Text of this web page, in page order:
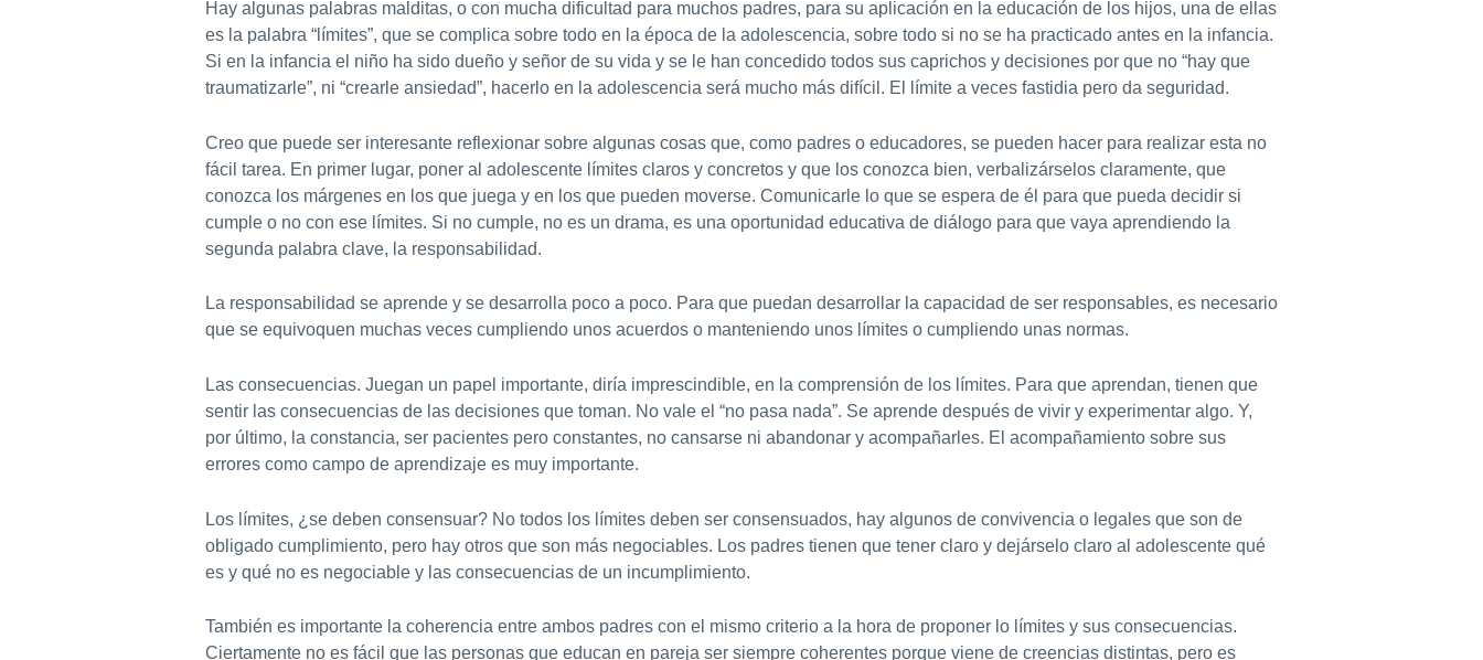
Hay algunas palabras malditas, o con mucha dificultad para muchos padres, para su aplicación en la educación de los hijos, una de ellas
es la palabra “límites”, que se complica sobre todo en la época de la adolescencia, sobre todo si no se ha practicado antes en la infancia.
Si en la infancia el niño ha sido dueño y señor de su vida y se le han concedido todos sus caprichos y decisiones por que no “hay que
traumatizarle”, ni “crearle ansiedad”, hacerlo en la adolescencia será mucho más difícil. El límite a veces fastidia pero da seguridad.
Creo que puede ser interesante reflexionar sobre algunas cosas que, como padres o educadores, se pueden hacer para realizar esta no
fácil tarea. En primer lugar, poner al adolescente límites claros y concretos y que los conozca bien, verbalizárselos claramente, que
conozca los márgenes en los que juega y en los que pueden moverse. Comunicarle lo que se espera de él para que pueda decidir si
cumple o no con ese límites. Si no cumple, no es un drama, es una oportunidad educativa de diálogo para que vaya aprendiendo la
segunda palabra clave, la responsabilidad.
La responsabilidad se aprende y se desarrolla poco a poco. Para que puedan desarrollar la capacidad de ser responsables, es necesario
que se equivoquen muchas veces cumpliendo unos acuerdos o manteniendo unos límites o cumpliendo unas normas.
Las consecuencias. Juegan un papel importante, diría imprescindible, en la comprensión de los límites. Para que aprendan, tienen que
sentir las consecuencias de las decisiones que toman. No vale el “no pasa nada”. Se aprende después de vivir y experimentar algo. Y,
por último, la constancia, ser pacientes pero constantes, no cansarse ni abandonar y acompañarles. El acompañamiento sobre sus
errores como campo de aprendizaje es muy importante.
Los límites, ¿se deben consensuar? No todos los límites deben ser consensuados, hay algunos de convivencia o legales que son de
obligado cumplimiento, pero hay otros que son más negociables. Los padres tienen que tener claro y dejárselo claro al adolescente qué
es y qué no es negociable y las consecuencias de un incumplimiento.
También es importante la coherencia entre ambos padres con el mismo criterio a la hora de proponer lo límites y sus consecuencias.
Ciertamente no es fácil que las personas que educan en pareja ser siempre coherentes porque viene de creencias distintas, pero es